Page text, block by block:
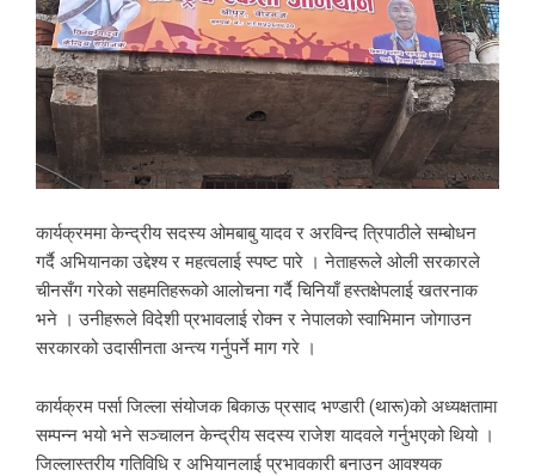
कार्यक्रममा केन्द्रीय सदस्य ओमबाबु यादव र अरविन्द त्रिपाठीले सम्बोधन
गर्दै अभियानका उद्देश्य र महत्वलाई स्पष्ट पारे । नेताहरूले ओली सरकारले
चीनसँग गरेको सहमतिहरूको आलोचना गर्दै चिनियाँ हस्तक्षेपलाई खतरनाक
भने । उनीहरूले विदेशी प्रभावलाई रोक्न र नेपालको स्वाभिमान जोगाउन
सरकारको उदासीनता अन्त्य गर्नुपर्ने माग गरे ।
कार्यक्रम पर्सा जिल्ला संयोजक बिकाऊ प्रसाद भण्डारी (थारू)को अध्यक्षतामा
सम्पन्न भयो भने सञ्चालन केन्द्रीय सदस्य राजेश यादवले गर्नुभएको थियो ।
जिल्लास्तरीय गतिविधि र अभियानलाई प्रभावकारी बनाउन आवश्यक